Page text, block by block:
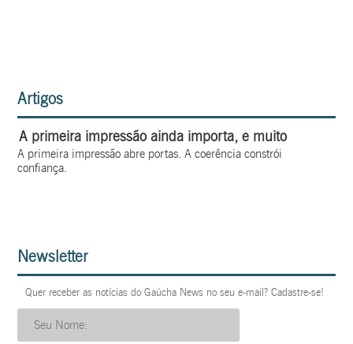
Artigos
A primeira impressão ainda importa, e muito
A primeira impressão abre portas. A coerência constrói
confiança.
Newsletter
Quer receber as notícias do Gaúcha News no seu e-mail? Cadastre-se!